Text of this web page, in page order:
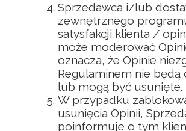
Sprzedawca i/lub
zewnętrznego
satysfakcji klienta /
może moderować
oznacza, że Opinie
Regulaminem nie będą
lub mogą być usunięte.
W przypadku
usunięcia Opinii,
poinformuje o tym